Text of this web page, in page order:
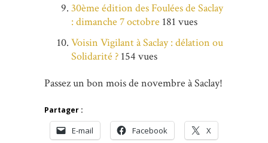
30ème édition des Foulées de Saclay
: dimanche 7 octobre 181 vues
Voisin Vigilant à Saclay : délation ou
Solidarité ? 154 vues
Passez un bon mois de novembre à Saclay!
Partager :
E-mail Facebook X